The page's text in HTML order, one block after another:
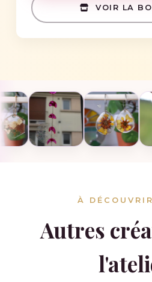
VOIR LA
À
Autres